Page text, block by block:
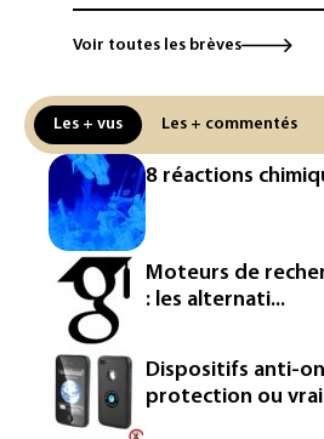
Le magazine VSD racheté
l'entrepreneur Vianney
La production française
attendue au plus bas
"Retour en force"
chaleur dans les prochains
France
L'Arabie saoudite, le
Turquie ont signé un
Le Sri Lanka bloque près
nouveaux sites de paris
autorisés
Voir toutes les brèves
Les + vus Les + commentés
8 réactions
Moteurs de
: les alternati...
Dispositifs anti-
protection ou